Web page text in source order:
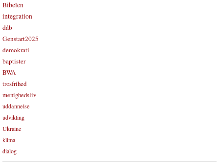
Bibelen
integration
dåb
Genstart2025
demokrati
baptister
BWA
trosfrihed
menighedsliv
uddannelse
udvikling
Ukraine
klima
dialog